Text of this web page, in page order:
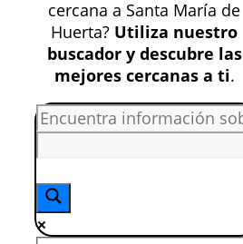
cercana a Santa María de
Huerta? Utiliza nuestro
buscador y descubre las
mejores cercanas a ti.